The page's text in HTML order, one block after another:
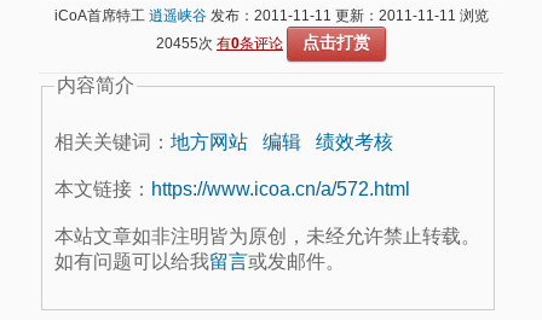
iCoA首席特工 逍遥峡谷发布：2011-11-11 更新：2011-11-11 浏览
20455次 有0条评论 点击打赏
内容简介
相关关键词： 地方网站 编辑 绩效考核
本文链接： https://www.icoa.cn/a/572.html
本站文章如非注明皆为原创，未经允许禁止转载。
如有问题可以给我留言或发邮件。